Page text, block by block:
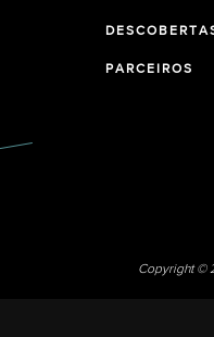
PARCEIROS
Copyright ©